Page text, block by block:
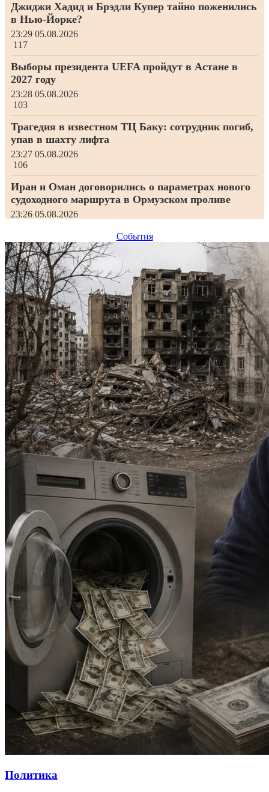
Джиджи Хадид и Брэдли Купер тайно поженились
в Нью-Йорке?
23:29 05.08.2026
117
Выборы президента UEFA пройдут в Астане в
2027 году
23:28 05.08.2026
103
Трагедия в известном ТЦ Баку: сотрудник погиб,
упав в шахту лифта
23:27 05.08.2026
106
Иран и Оман договорились о параметрах нового
судоходного маршрута в Ормузском проливе
23:26 05.08.2026
Азербайджанские таэквондисты завоевали 22
медали в Батуми
23:26 05.08.2026
115
ООН прогнозирует нехватку еду для 50 млн
человек в мире из-за Эль-Ниньо
23:25 05.08.2026
115
«Сабах» уступил «Орхусу» в первом матче
квалификации Лиги чемпионов
23:24 05.08.2026
169
Состоялось заседание Организационного
комитета по подготовке к чемпионатам мира
FIFA U-15 и U-20
23:21
Работа в жару: на севере Кипра запретили труд
при высокой температуре
23:21
05.08.2026
113
Оценена подготовка сборной Азербайджана по
волейболу к чемпионату Европы
23:20
05.08.2026
109
Госагентство автодорог: Ремонтируются улицы и
проспекты всех административных районов Баку
23:18 05.08.2026
115
Хикмет Гаджиев заявил об искажении своих слов
в турецкой газете
20:01
05.08.2026
137
Когда философ становится заложником мифа
19:28 05.08.2026
События
Политика